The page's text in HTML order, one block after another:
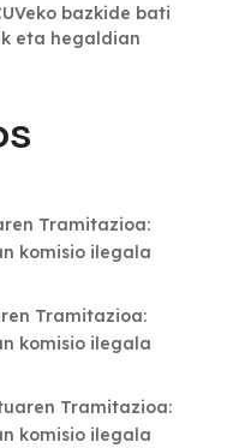
bazkide bati
eta hegaldian
Tramitazioa:
komisio ilegala
Tramitazioa:
komisio ilegala
Tramitazioa:
komisio ilegala